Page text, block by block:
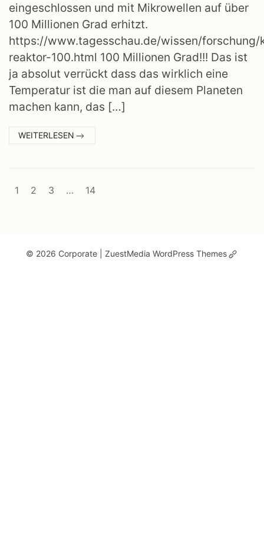
eingeschlossen und mit Mikrowellen auf über
100 Millionen Grad erhitzt.
https://www.tagesschau.de/wissen/forschung/
reaktor-100.html 100 Millionen Grad!!! Das ist
ja absolut verrückt dass das wirklich eine
Temperatur ist die man auf diesem Planeten
machen kann, das […]
WEITERLESEN
Beitragsnavigation
1 2 3 … 14
© 2026 Corporate| ZuestMedia WordPress Themes